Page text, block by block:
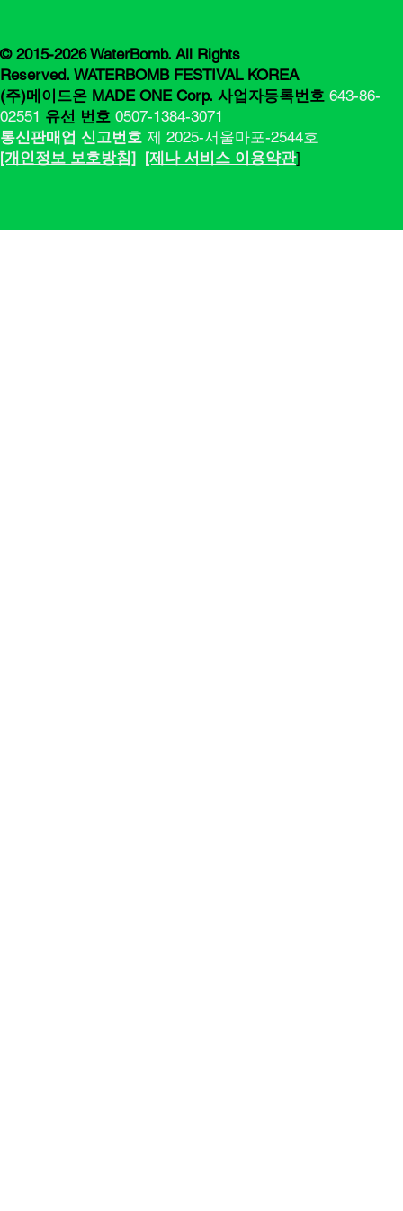
© 2015-2026 WaterBomb. All Rights
Reserved. WATERBOMB FESTIVAL KOREA
(주)메이드온 MADE ONE Corp. 사업자등록번호 643-86-
02551 유선 번호 0507-1384-3071
통신판매업 신고번호제 2025-서울마포-2544호
[​​개인정보 보호방침] [제나 서비스 이용약관]